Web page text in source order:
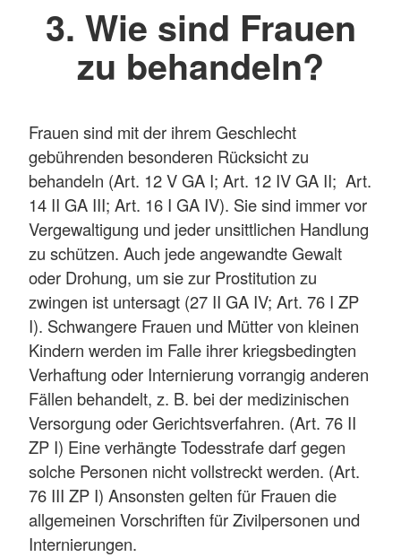
3. Wie sind Frauen
zu behandeln?
Frauen sind mit der ihrem Geschlecht
gebührenden besonderen Rücksicht zu
behandeln (Art. 12 V GA I; Art. 12 IV GA II; Art.
14 II GA III; Art. 16 I GA IV). Sie sind immer vor
Vergewaltigung und jeder unsittlichen Handlung
zu schützen. Auch jede angewandte Gewalt
oder Drohung, um sie zur Prostitution zu
zwingen ist untersagt (27 II GA IV; Art. 76 I ZP
I). Schwangere Frauen und Mütter von kleinen
Kindern werden im Falle ihrer kriegsbedingten
Verhaftung oder Internierung vorrangig anderen
Fällen behandelt, z. B. bei der medizinischen
Versorgung oder Gerichtsverfahren. (Art. 76 II
ZP I) Eine verhängte Todesstrafe darf gegen
solche Personen nicht vollstreckt werden. (Art.
76 III ZP I) Ansonsten gelten für Frauen die
allgemeinen Vorschriften für Zivilpersonen und
Internierungen.